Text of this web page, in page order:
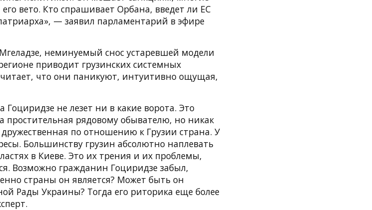
его вето. Кто спрашивает Орбана, введет ли ЕС
— заявил парламентарий в эфире
неминуемый снос устаревшей модели
приводит грузинских системных
что они паникуют, интуитивно ощущая,
не лезет ни в какие ворота. Это
простительная рядовому обывателю, но никак
по отношению к Грузии страна. У
Большинству грузин абсолютно наплевать
в Киеве. Это их трения и их проблемы,
Возможно гражданин Гоциридзе забыл,
страны он является? Может быть он
Рады Украины? Тогда его риторика еще более